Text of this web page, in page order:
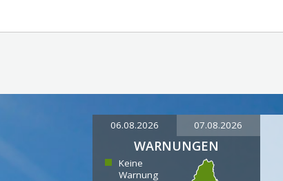
06.08.2026 07.08.2026
WARNUNGEN
Keine
Warnung